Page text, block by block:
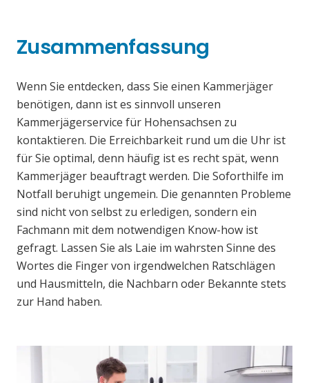
Zusammenfassung
Wenn Sie entdecken, dass Sie einen Kammerjäger
benötigen, dann ist es sinnvoll unseren
Kammerjägerservice für Hohensachsen zu
kontaktieren. Die Erreichbarkeit rund um die Uhr ist
für Sie optimal, denn häufig ist es recht spät, wenn
Kammerjäger beauftragt werden. Die Soforthilfe im
Notfall beruhigt ungemein. Die genannten Probleme
sind nicht von selbst zu erledigen, sondern ein
Fachmann mit dem notwendigen Know-how ist
gefragt. Lassen Sie als Laie im wahrsten Sinne des
Wortes die Finger von irgendwelchen Ratschlägen
und Hausmitteln, die Nachbarn oder Bekannte stets
zur Hand haben.